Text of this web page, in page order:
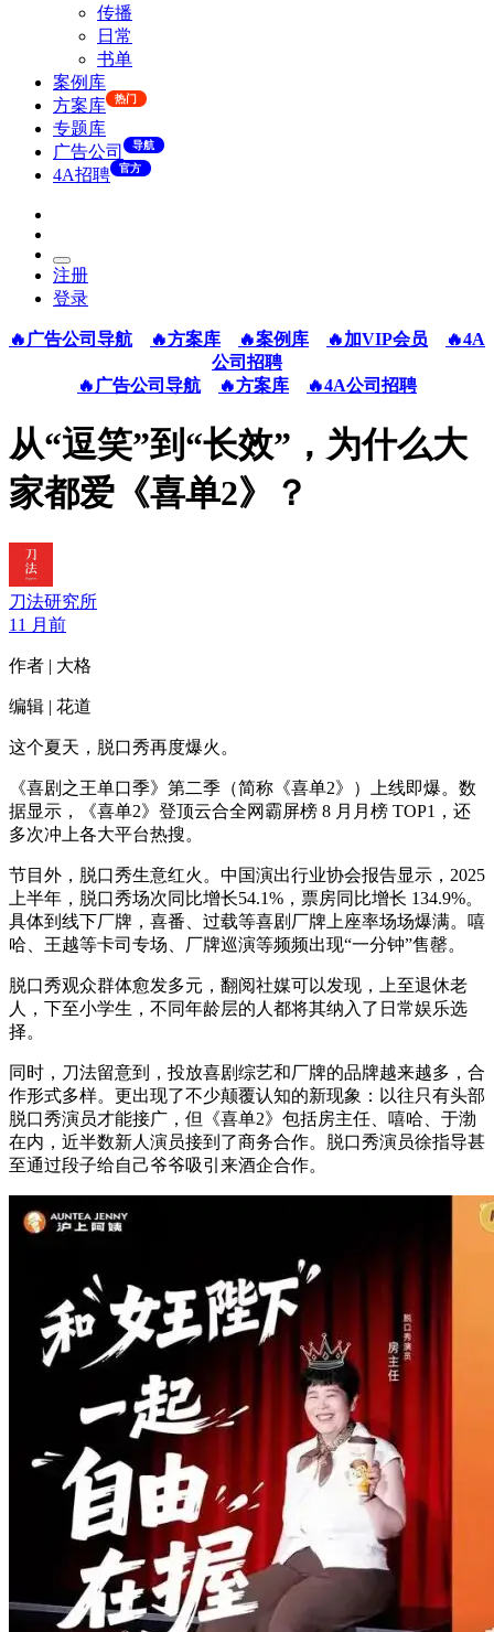
传播
日常
书单
案例库
方案库
热门
专题库
广告公司
导航
4A招聘 官方
注册
登录
🔥广告公司导航 🔥方案库 🔥案例库 🔥加VIP会员
🔥4A
公司招聘
🔥广告公司导航
🔥方案库 🔥4A公司招聘
从“逗笑”到“长效”，为什么大
家都爱《喜单2》？
刀法研究所
11 月前
作者 | 大格
编辑 | 花道
这个夏天，脱口秀再度爆火。
《喜剧之王单口季》第二季（简称《喜单2》）上线即爆。数
据显示，《喜单2》登顶云合全网霸屏榜 8 月月榜 TOP1，还
多次冲上各大平台热搜。
节目外，脱口秀生意红火。中国演出行业协会报告显示，2025
上半年，脱口秀场次同比增长54.1%，票房同比增长 134.9%。
具体到线下厂牌，喜番、过载等喜剧厂牌上座率场场爆满。嘻
哈、王越等卡司专场、厂牌巡演等频频出现“一分钟”售罄。
脱口秀观众群体愈发多元，翻阅社媒可以发现，上至退休老
人，下至小学生，不同年龄层的人都将其纳入了日常娱乐选
择。
同时，刀法留意到，投放喜剧综艺和厂牌的品牌越来越多，合
作形式多样。更出现了不少颠覆认知的新现象：以往只有头部
脱口秀演员才能接广，但《喜单2》包括房主任、嘻哈、于渤
在内，近半数新人演员接到了商务合作。脱口秀演员徐指导甚
至通过段子给自己爷爷吸引来酒企合作。